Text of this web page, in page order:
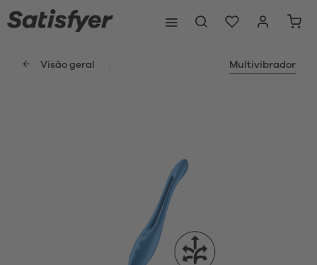
Visão geral Multivibrador